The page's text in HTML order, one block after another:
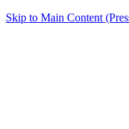
Skip to Main Content